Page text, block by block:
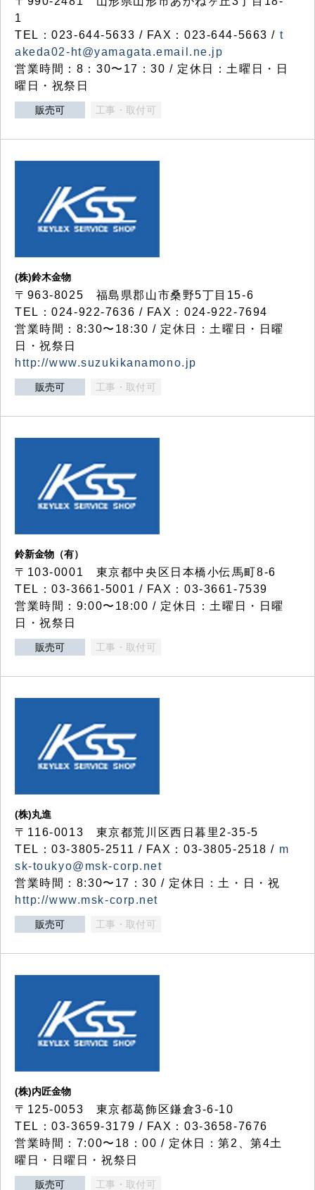
1
TEL：023-644-5633 / FAX：023-644-5663 / t
akeda02-ht@yamagata.email.ne.jp
営業時間：8：30〜17：30 / 定休日：土曜日・日
曜日・祝祭日
販売可 工事・取付可
(株)鈴木金物
〒963-8025 福島県郡山市桑野5丁目15-6
TEL：024-922-7636 / FAX：024-922-7694
営業時間：8:30〜18:30 / 定休日：土曜日・日曜
日・祝祭日
http://www.suzukikanamono.jp
販売可 工事・取付可
鈴新金物（有）
〒103-0001 東京都中央区日本橋小伝馬町8-6
TEL：03-3661-5001 / FAX：03-3661-7539
営業時間：9:00〜18:00 / 定休日：土曜日・日曜
日・祝祭日
販売可 工事・取付可
(株)丸進
〒116-0013 東京都荒川区西日暮里2-35-5
TEL：03-3805-2511 / FAX：03-3805-2518 / m
sk-toukyo@msk-corp.net
営業時間：8:30〜17：30 / 定休日：土・日・祝
http://www.msk-corp.net
販売可 工事・取付可
(株)内匠金物
〒125-0053 東京都葛飾区鎌倉3-6-10
TEL：03-3659-3179 / FAX：03-3658-7676
営業時間：7:00〜18：00 / 定休日：第2、第4土
曜日・日曜日・祝祭日
販売可 工事・取付可